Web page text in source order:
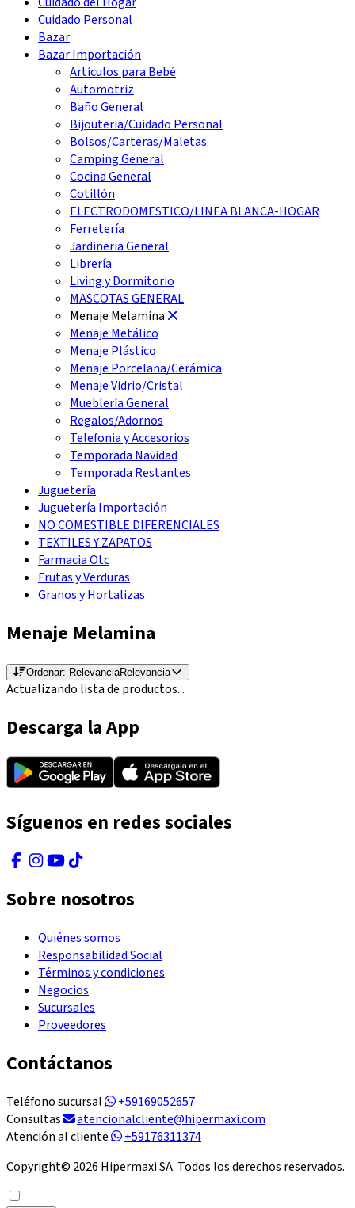
Cuidado Personal
Bazar
Bazar Importación
Artículos para Bebé
Automotriz
Baño General
Bijouteria/Cuidado Personal
Bolsos/Carteras/Maletas
Camping General
Cocina General
Cotillón
ELECTRODOMESTICO/LINEA BLANCA-HOGAR
Ferretería
Jardineria General
Librería
Living y Dormitorio
MASCOTAS GENERAL
Menaje Melamina
Menaje Metálico
Menaje Plástico
Menaje Porcelana/Cerámica
Menaje Vidrio/Cristal
Mueblería General
Regalos/Adornos
Telefonia y Accesorios
Temporada Navidad
Temporada Restantes
Juguetería
Juguetería Importación
NO COMESTIBLE DIFERENCIALES
TEXTILES Y ZAPATOS
Farmacia Otc
Frutas y Verduras
Granos y Hortalizas
Menaje Melamina
Ordenar: RelevanciaRelevancia
Actualizando lista de productos...
Descarga la App
Síguenos en redes sociales
Sobre nosotros
Quiénes somos
Responsabilidad Social
Términos y condiciones
Negocios
Sucursales
Proveedores
Contáctanos
Teléfono sucursal
+59169052657
Consultas
atencionalcliente@hipermaxi.com
Atención al cliente
+59176311374
Copyright© 2026 Hipermaxi SA. Todos los derechos reservados.